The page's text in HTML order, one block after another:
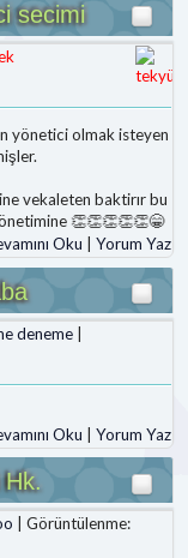
secimi
yönetici olmak isteyen
vekaleten baktirır bu
👏👏👏👏👏😁
Oku
Yorum Yaz
deneme |
Oku | Yorum Yaz
| Görüntülenme: